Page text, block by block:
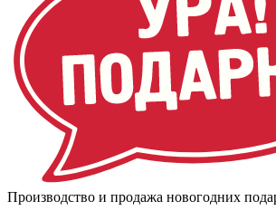
Производство и продажа новогодних